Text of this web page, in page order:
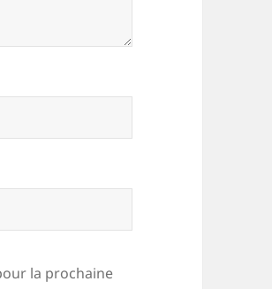
la prochaine